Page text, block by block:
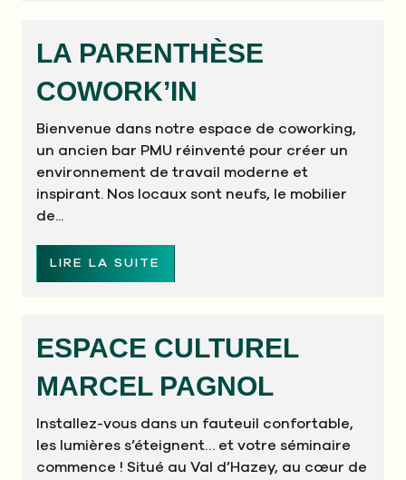
LA PARENTHÈSE
COWORK’IN
Bienvenue dans notre espace de coworking,
un ancien bar PMU réinventé pour créer un
environnement de travail moderne et
inspirant. Nos locaux sont neufs, le mobilier
de...
LIRE LA SUITE
ESPACE CULTUREL
MARCEL PAGNOL
Installez-vous dans un fauteuil confortable,
les lumières s’éteignent… et votre séminaire
commence ! Situé au Val d’Hazey, au cœur de